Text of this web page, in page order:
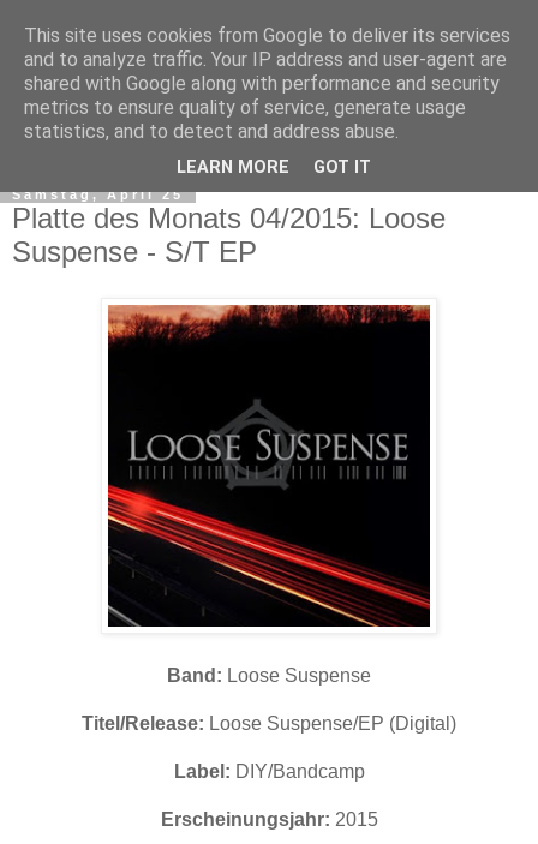
Samstag, April 25
Platte des Monats 04/2015: Loose
Suspense - S/T EP
Band: Loose Suspense
Titel/Release: Loose Suspense/EP (Digital)
Label: DIY/Bandcamp
Erscheinungsjahr: 2015
This site uses cookies from Google to deliver its services
and to analyze traffic. Your IP address and user-agent are
shared with Google along with performance and security
metrics to ensure quality of service, generate usage
statistics, and to detect and address abuse.
LEARN MORE GOT IT